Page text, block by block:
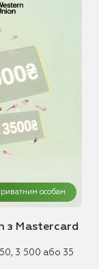
особам
з Mastercard
3 500 або 35